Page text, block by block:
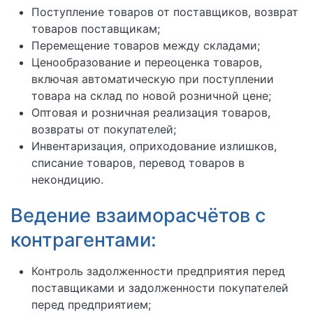
Поступление товаров от поставщиков, возврат
товаров поставщикам;
Перемещение товаров между складами;
Ценообразование и переоценка товаров,
включая автоматическую при поступлении
товара на склад по новой розничной цене;
Оптовая и розничная реализация товаров,
возвраты от покупателей;
Инвентаризация, оприходование излишков,
списание товаров, перевод товаров в
некондицию.
Ведение взаиморасчётов с
контрагентами:
Контроль задолженности предприятия перед
поставщиками и задолженности покупателей
перед предприятием;